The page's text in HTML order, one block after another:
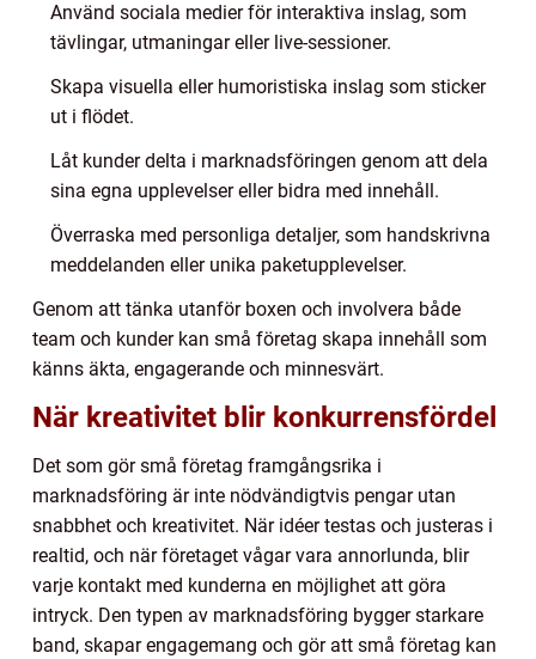
Använd sociala medier för interaktiva inslag, som
tävlingar, utmaningar eller live-sessioner.
Skapa visuella eller humoristiska inslag som sticker
ut i flödet.
Låt kunder delta i marknadsföringen genom att dela
sina egna upplevelser eller bidra med innehåll.
Överraska med personliga detaljer, som handskrivna
meddelanden eller unika paketupplevelser.
Genom att tänka utanför boxen och involvera både
team och kunder kan små företag skapa innehåll som
känns äkta, engagerande och minnesvärt.
När kreativitet blir konkurrensfördel
Det som gör små företag framgångsrika i
marknadsföring är inte nödvändigtvis pengar utan
snabbhet och kreativitet. När idéer testas och justeras i
realtid, och när företaget vågar vara annorlunda, blir
varje kontakt med kunderna en möjlighet att göra
intryck. Den typen av marknadsföring bygger starkare
band, skapar engagemang och gör att små företag kan